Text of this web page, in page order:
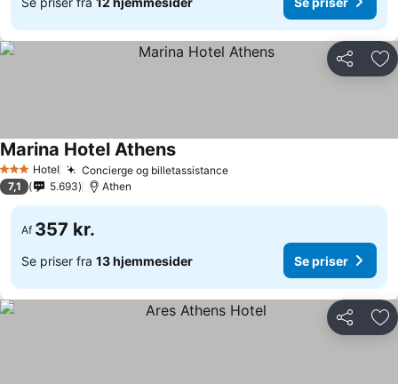
Del
3 StjernerHotel Concierge og billetassistance
Marina Hotel Athens
7,1 5.693 Athen
Af 357 kr.
Se priser fra 13 hjemmesider Se priser
Del